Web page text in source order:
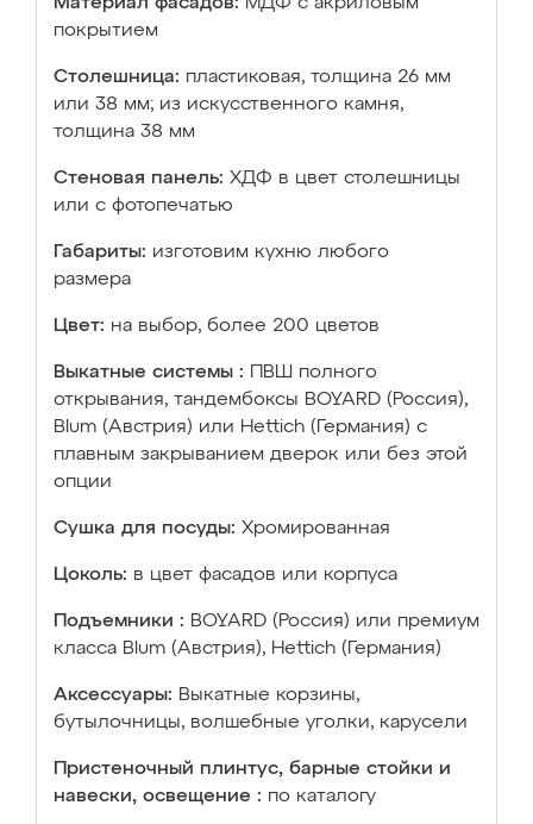
покрытием
Столешница: пластиковая, толщина 26 мм
или 38 мм; из искусственного камня,
толщина 38 мм
Стеновая панель: ХДФ в цвет столешницы
или с фотопечатью
Габариты: изготовим кухню любого
размера
Цвет: на выбор, более 200 цветов
Выкатные системы :
ПВШ полного
открывания, тандембоксы BOYARD (Россия),
Blum (Австрия) или Hettich (Германия) с
плавным закрыванием дверок или без этой
опции
Сушка для посуды: Хромированная
Цоколь: в цвет фасадов или корпуса
Подъемники : BOYARD (Россия) или премиум
класса Blum (Австрия), Hettich (Германия)
Аксессуары: Выкатные корзины,
бутылочницы, волшебные уголки, карусели
Пристеночный плинтус, барные стойки и
навески, освещение : по каталогу